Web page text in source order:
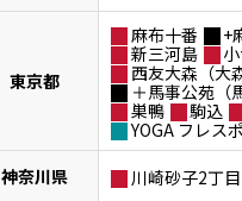
東京都
麻布十番 +
新三河島
西友大森（大
＋馬事公苑（
巣鴨
駒込
YOGA フレス
神奈川県
川崎砂子2丁目